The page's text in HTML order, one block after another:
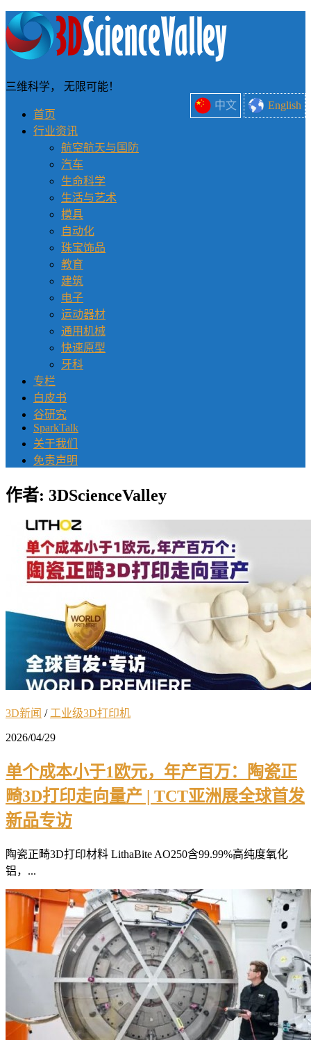
中文 English
三维科学， 无限可能！
首页
行业资讯
航空航天与国防
汽车
生命科学
生活与艺术
模具
自动化
珠宝饰品
教育
建筑
电子
运动器材
通用机械
快速原型
牙科
专栏
白皮书
谷研究
SparkTalk
关于我们
免责声明
作者: 3DScienceValley
3D新闻 / 工业级3D打印机
2026/04/29
单个成本小于1欧元，年产百万：陶瓷正
畸3D打印走向量产 | TCT亚洲展全球首发
新品专访
陶瓷正畸3D打印材料 LithaBite AO250含99.99%高纯度氧化
铝，...